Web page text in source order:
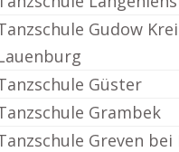
Gudow
Güster
Grambek
Greven